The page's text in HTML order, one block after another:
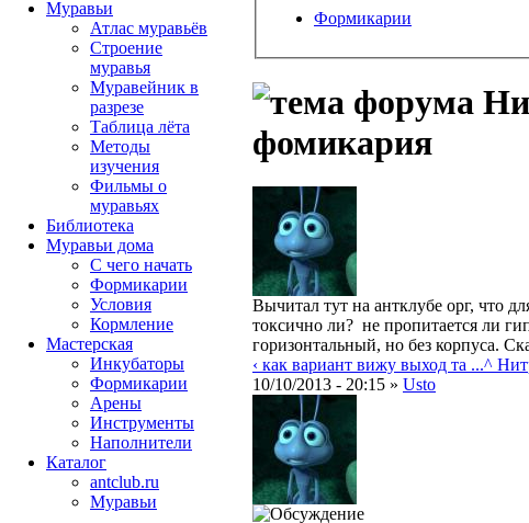
Формикарии
фомикария
Вычитал тут на антклубе орг, что
токсично ли? не пропитается ли
горизонтальный, но без корпуса.
‹ как вариант вижу выход та ...^
10/10/2013 - 20:15 » Usto
Муравьи
Атлас муравьёв
Строение
муравья
Муравейник в
разрезе
Таблица лёта
Методы
изучения
Фильмы о
муравьях
Библиотека
Муравьи дома
С чего начать
Формикарии
Условия
Кормление
Мастерская
Инкубаторы
Формикарии
Арены
Инструменты
Наполнители
Каталог
antclub.ru
Муравьи